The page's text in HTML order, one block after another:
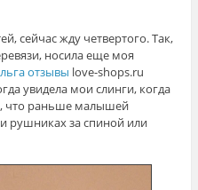
сейчас жду четвертого. Так,
носила еще моя
отзывы love-shops.ru
увидела мои слинги, когда
что раньше малышей
рушниках за спиной или